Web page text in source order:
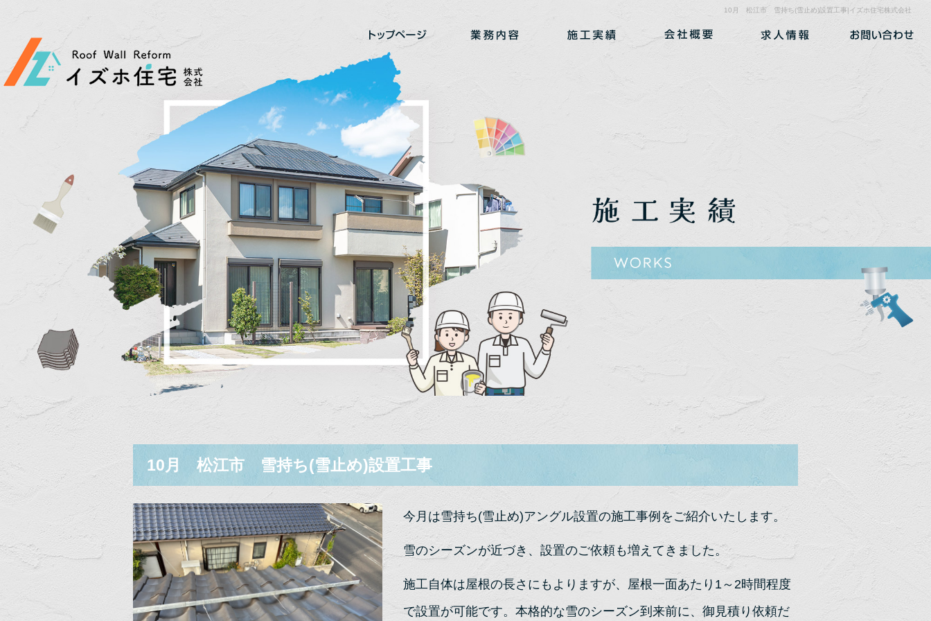
10月 松江市 雪持ち(雪止め)設置工事|イズホ住宅株式会社
10月 松江市 雪持ち(雪止め)設置工事
今月は雪持ち(雪止め)アングル設置の施工事例をご紹介いたします。
雪のシーズンが近づき、設置のご依頼も増えてきました。
施工自体は屋根の長さにもよりますが、屋根一面あたり1～2時間程度
で設置が可能です。本格的な雪のシーズン到来前に、御見積り依頼だ